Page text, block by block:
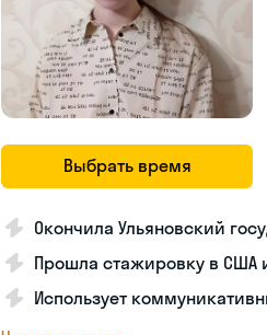
Выбрать время
Окончила Ульяновский
Прошла стажировку в США
Использует